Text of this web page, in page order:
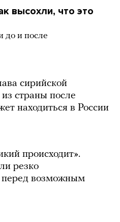
высохли, что это
до и после
сирийской
страны после
находиться в России
происходит».
резко
перед возможным